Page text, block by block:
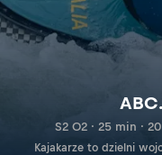
S2 O2 · 25 min ·
Kajakarze to dzielni